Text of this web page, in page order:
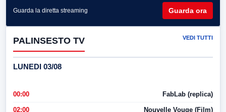
Guarda la diretta streaming Guarda ora
PALINSESTO TV VEDI TUTTI
LUNEDI 03/08
00:00 FabLab (replica)
02:00 Nouvelle Vouge (Film)